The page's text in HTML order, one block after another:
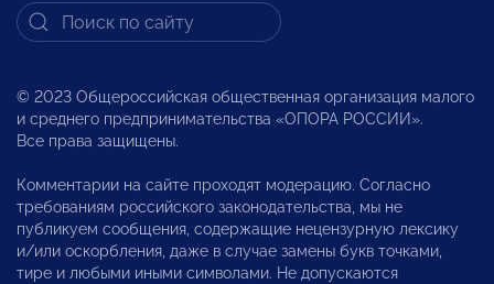
© 2023 Общероссийская общественная организация малого
и среднего предпринимательства «ОПОРА РОССИИ».
Все права защищены.
Комментарии на сайте проходят модерацию. Согласно
требованиям российского законодательства, мы не
публикуем сообщения, содержащие нецензурную лексику
и/или оскорбления, даже в случае замены букв точками,
тире и любыми иными символами. Не допускаются